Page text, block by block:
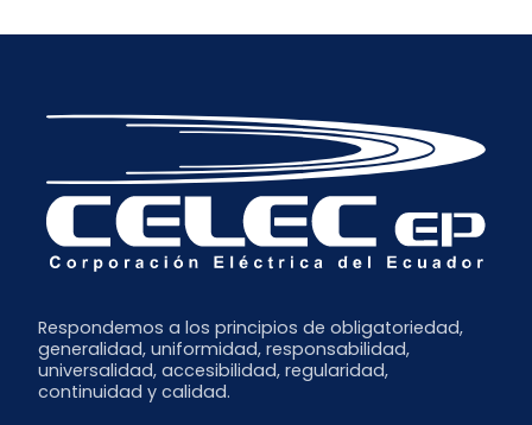
Respondemos a los principios de obligatoriedad,
generalidad, uniformidad, responsabilidad,
universalidad, accesibilidad, regularidad,
continuidad y calidad.